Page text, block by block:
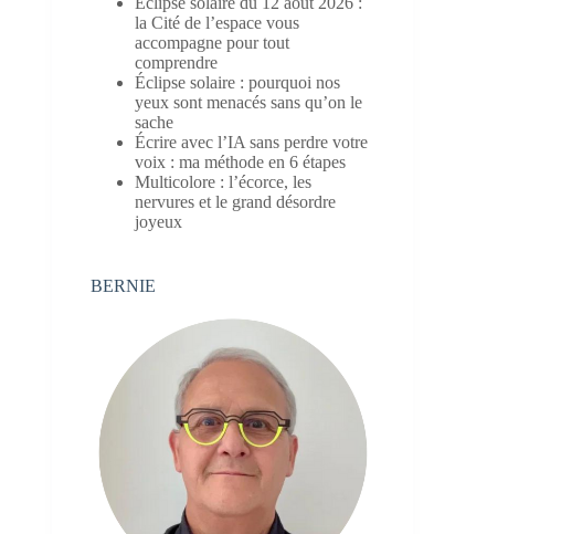
la Cité de l’espace vous
accompagne pour tout
comprendre
Éclipse solaire : pourquoi nos
yeux sont menacés sans qu’on le
sache
Écrire avec l’IA sans perdre votre
voix : ma méthode en 6 étapes
Multicolore : l’écorce, les
nervures et le grand désordre
joyeux
BERNIE